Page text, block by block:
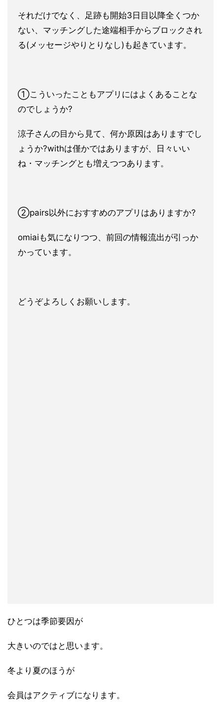
それだけでなく、足跡も開始3日目以降全くつか
ない、マッチングした途端相手からブロックされ
る(メッセージやりとりなし) も起きています。
①こういったこともアプリにはよくあることな
のでしょうか?
涼子さんの目から見て、何か原因はありますでし
ょうか?withは僅かではありますが、日々いい
ね・マッチングとも増え つつあります。
②pairs以外におすすめのアプリはありますか?
omiaiも気になりつつ、前回の情報流出が引っか
かっています。
どうぞよろしくお願いします。
ひとつは季節要因が
大きいのではと思います。
冬より夏のほうが
会員はアクティブになります。